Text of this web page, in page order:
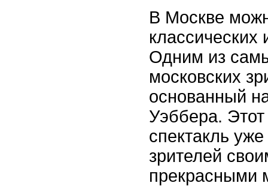
В Москве
Одним из
московских
основанный
Уэббера.
спектакль
зрителей
прекрасными